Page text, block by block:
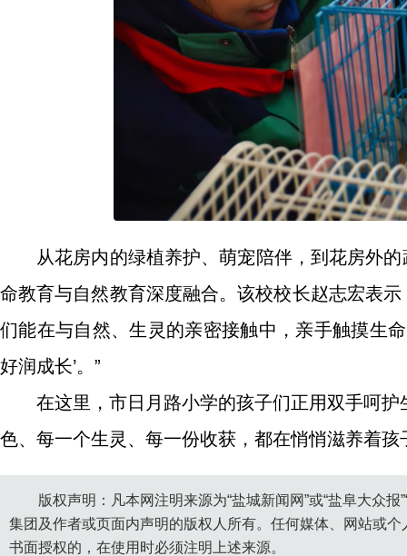
从花房内的绿植养护、萌宠陪伴，到花房外
命教育与自然教育深度融合。该校校长赵志宏表
们能在与自然、生灵的亲密接触中，亲手触摸生
好润成长’。”
在这里，市日月路小学的孩子们正用双手呵
色、每一个生灵、每一份收获，都在悄悄滋养着
版权声明：凡本网注明来源为“盐城新闻网”或“盐阜大众
集团及作者或页面内声明的版权人所有。任何媒体、网站或
书面授权的，在使用时必须注明上述来源。